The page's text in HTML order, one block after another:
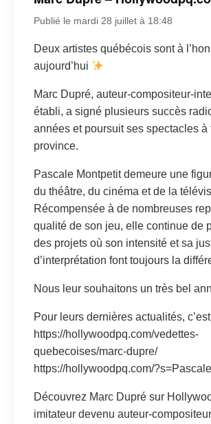
Publié le mardi 28 juillet à 18:48
Deux artistes québécois sont à
aujourd’hui
Marc Dupré, auteur-compositeur-
établi, a signé plusieurs succès
années et poursuit ses spectacles à
province.
Pascale Montpetit demeure une
du théâtre, du cinéma et de la
Récompensée à de nombreuses
qualité de son jeu, elle continue de
des projets où son intensité et sa
d’interprétation font toujours la
Nous leur souhaitons un très bel
Pour leurs dernières actualités,
https://hollywoodpq.com/vedettes-
quebecoises/marc-dupre/
https://hollywoodpq.com/
Découvrez Marc Dupré sur
imitateur devenu auteur-